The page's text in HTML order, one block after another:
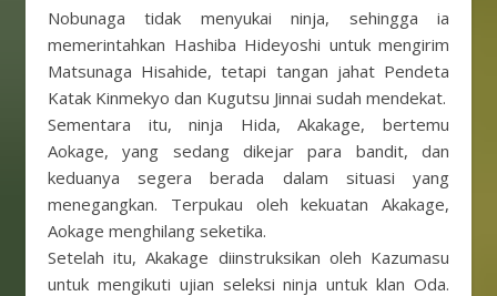
Nobunaga tidak menyukai ninja, sehingga ia
memerintahkan Hashiba Hideyoshi untuk mengirim
Matsunaga Hisahide, tetapi tangan jahat Pendeta
Katak Kinmekyo dan Kugutsu Jinnai sudah mendekat.
Sementara itu, ninja Hida, Akakage, bertemu
Aokage, yang sedang dikejar para bandit, dan
keduanya segera berada dalam situasi yang
menegangkan. Terpukau oleh kekuatan Akakage,
Aokage menghilang seketika.
Setelah itu, Akakage diinstruksikan oleh Kazumasu
untuk mengikuti ujian seleksi ninja untuk klan Oda.